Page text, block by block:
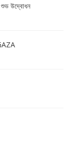
শুভ উদ্বোধন